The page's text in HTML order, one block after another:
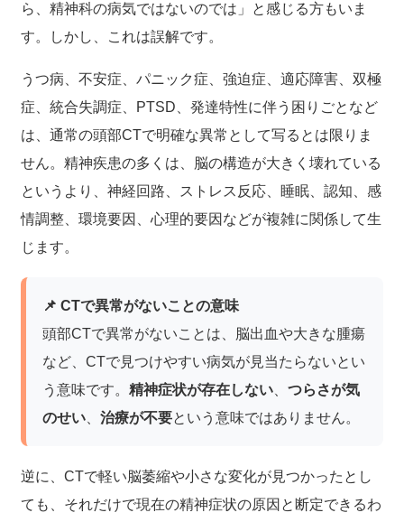
ら、精神科の病気ではないのでは」と感じる方もいま
す。しかし、これは誤解です。
うつ病、不安症、パニック症、強迫症、適応障害、双極
症、統合失調症、PTSD、発達特性に伴う困りごとなど
は、通常の頭部CTで明確な異常として写るとは限りま
せん。精神疾患の多くは、脳の構造が大きく壊れている
というより、神経回路、ストレス反応、睡眠、認知、感
情調整、環境要因、心理的要因などが複雑に関係して生
じます。
📌 CTで異常がないことの意味
頭部CTで異常がないことは、脳出血や大きな腫瘍
など、CTで見つけやすい病気が見当たらないとい
う意味です。精神症状が存在しない 、つらさが気
のせい 、治療が不要という意味ではありません。
逆に、CTで軽い脳萎縮や小さな変化が見つかったとし
ても、それだけで現在の精神症状の原因と断定できるわ